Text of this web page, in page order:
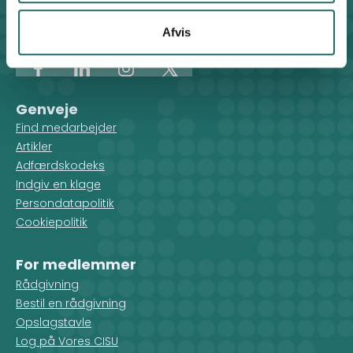
Afvis
Kontakt sekretariatet på hverdage kl. 10-14 på:
cisu@cisu.dk
FacebookLinkedInInstagram
X
Genveje
Find medarbejder
Artikler
Adfærdskodeks
Indgiv en klage
Persondatapolitik
Cookiepolitik
For medlemmer
Rådgivning
Bestil en rådgivning
Opslagstavle
Log på Vores CISU